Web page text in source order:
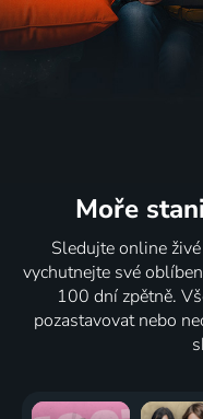
Moře
Sledujte online
vychutnejte své
100 dní zpětně.
pozastavovat nebo